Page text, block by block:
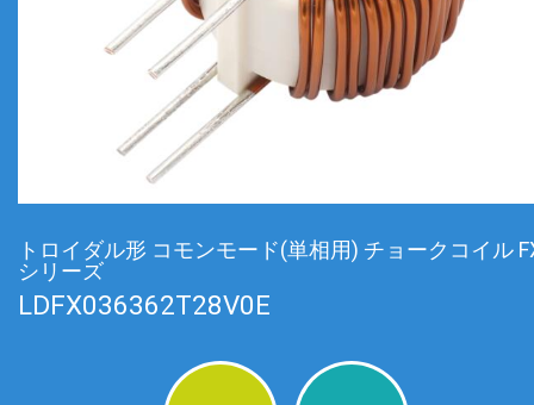
トロイダル形 コモンモード(単相用) チョークコイル
シリーズ
LDFX036362T28V0E